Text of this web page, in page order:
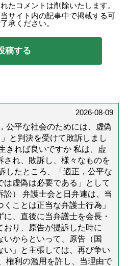
たコメントは削除いたします。
サイト内の記事中で掲載する可
承ください。
2026-08-09
公平な社会のためには、虚偽
と判決を受けて敗訴しまし
ば良いですか 私は、虚
され、敗訴し、様々なものを
したところ、「適正，公平な
は虚偽は必要である」として
訟） 弁護士会と日弁連は、当
ことは正当な弁護士行為」
、直後に当弁護士を会長・
おり、原告が提訴した時に
いからといって、原告（国
い」と主張しては、再び争い
権利の濫用を許し、当理由で